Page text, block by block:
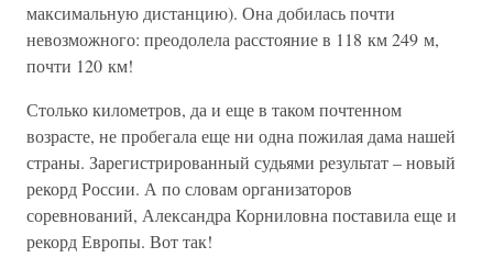
максимальную дистанцию). Она добилась почти
невозможного: преодолела расстояние в 118 км 249 м,
почти 120 км!
Столько километров, да и еще в таком почтенном
возрасте, не пробегала еще ни одна пожилая дама нашей
страны. Зарегистрированный судьями результат – новый
рекорд России. А по словам организаторов
соревнований, Александра Корниловна поставила еще и
рекорд Европы. Вот так!